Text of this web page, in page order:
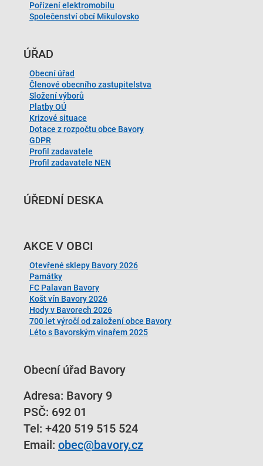
Pořízení elektromobilu
Společenství obcí Mikulovsko
ÚŘAD
Obecní úřad
Členové obecního zastupitelstva
Složení výborů
Platby OÚ
Krizové situace
Dotace z rozpočtu obce Bavory
GDPR
Profil zadavatele
Profil zadavatele NEN
ÚŘEDNÍ DESKA
AKCE V OBCI
Otevřené sklepy Bavory 2026
Památky
FC Palavan Bavory
Košt vín Bavory 2026
Hody v Bavorech 2026
700 let výročí od založení obce Bavory
Léto s Bavorským vinařem 2025
Obecní úřad Bavory
Adresa: Bavory 9
PSČ: 692 01
Tel: +420 519 515 524
Email: obec@bavory.cz